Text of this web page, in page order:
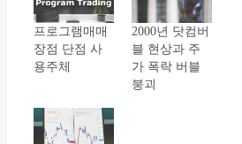
프로그램매매
장점 단점 사
용주체
2000년 닷컴버
블 현상과 주
가 폭락 버블
붕괴